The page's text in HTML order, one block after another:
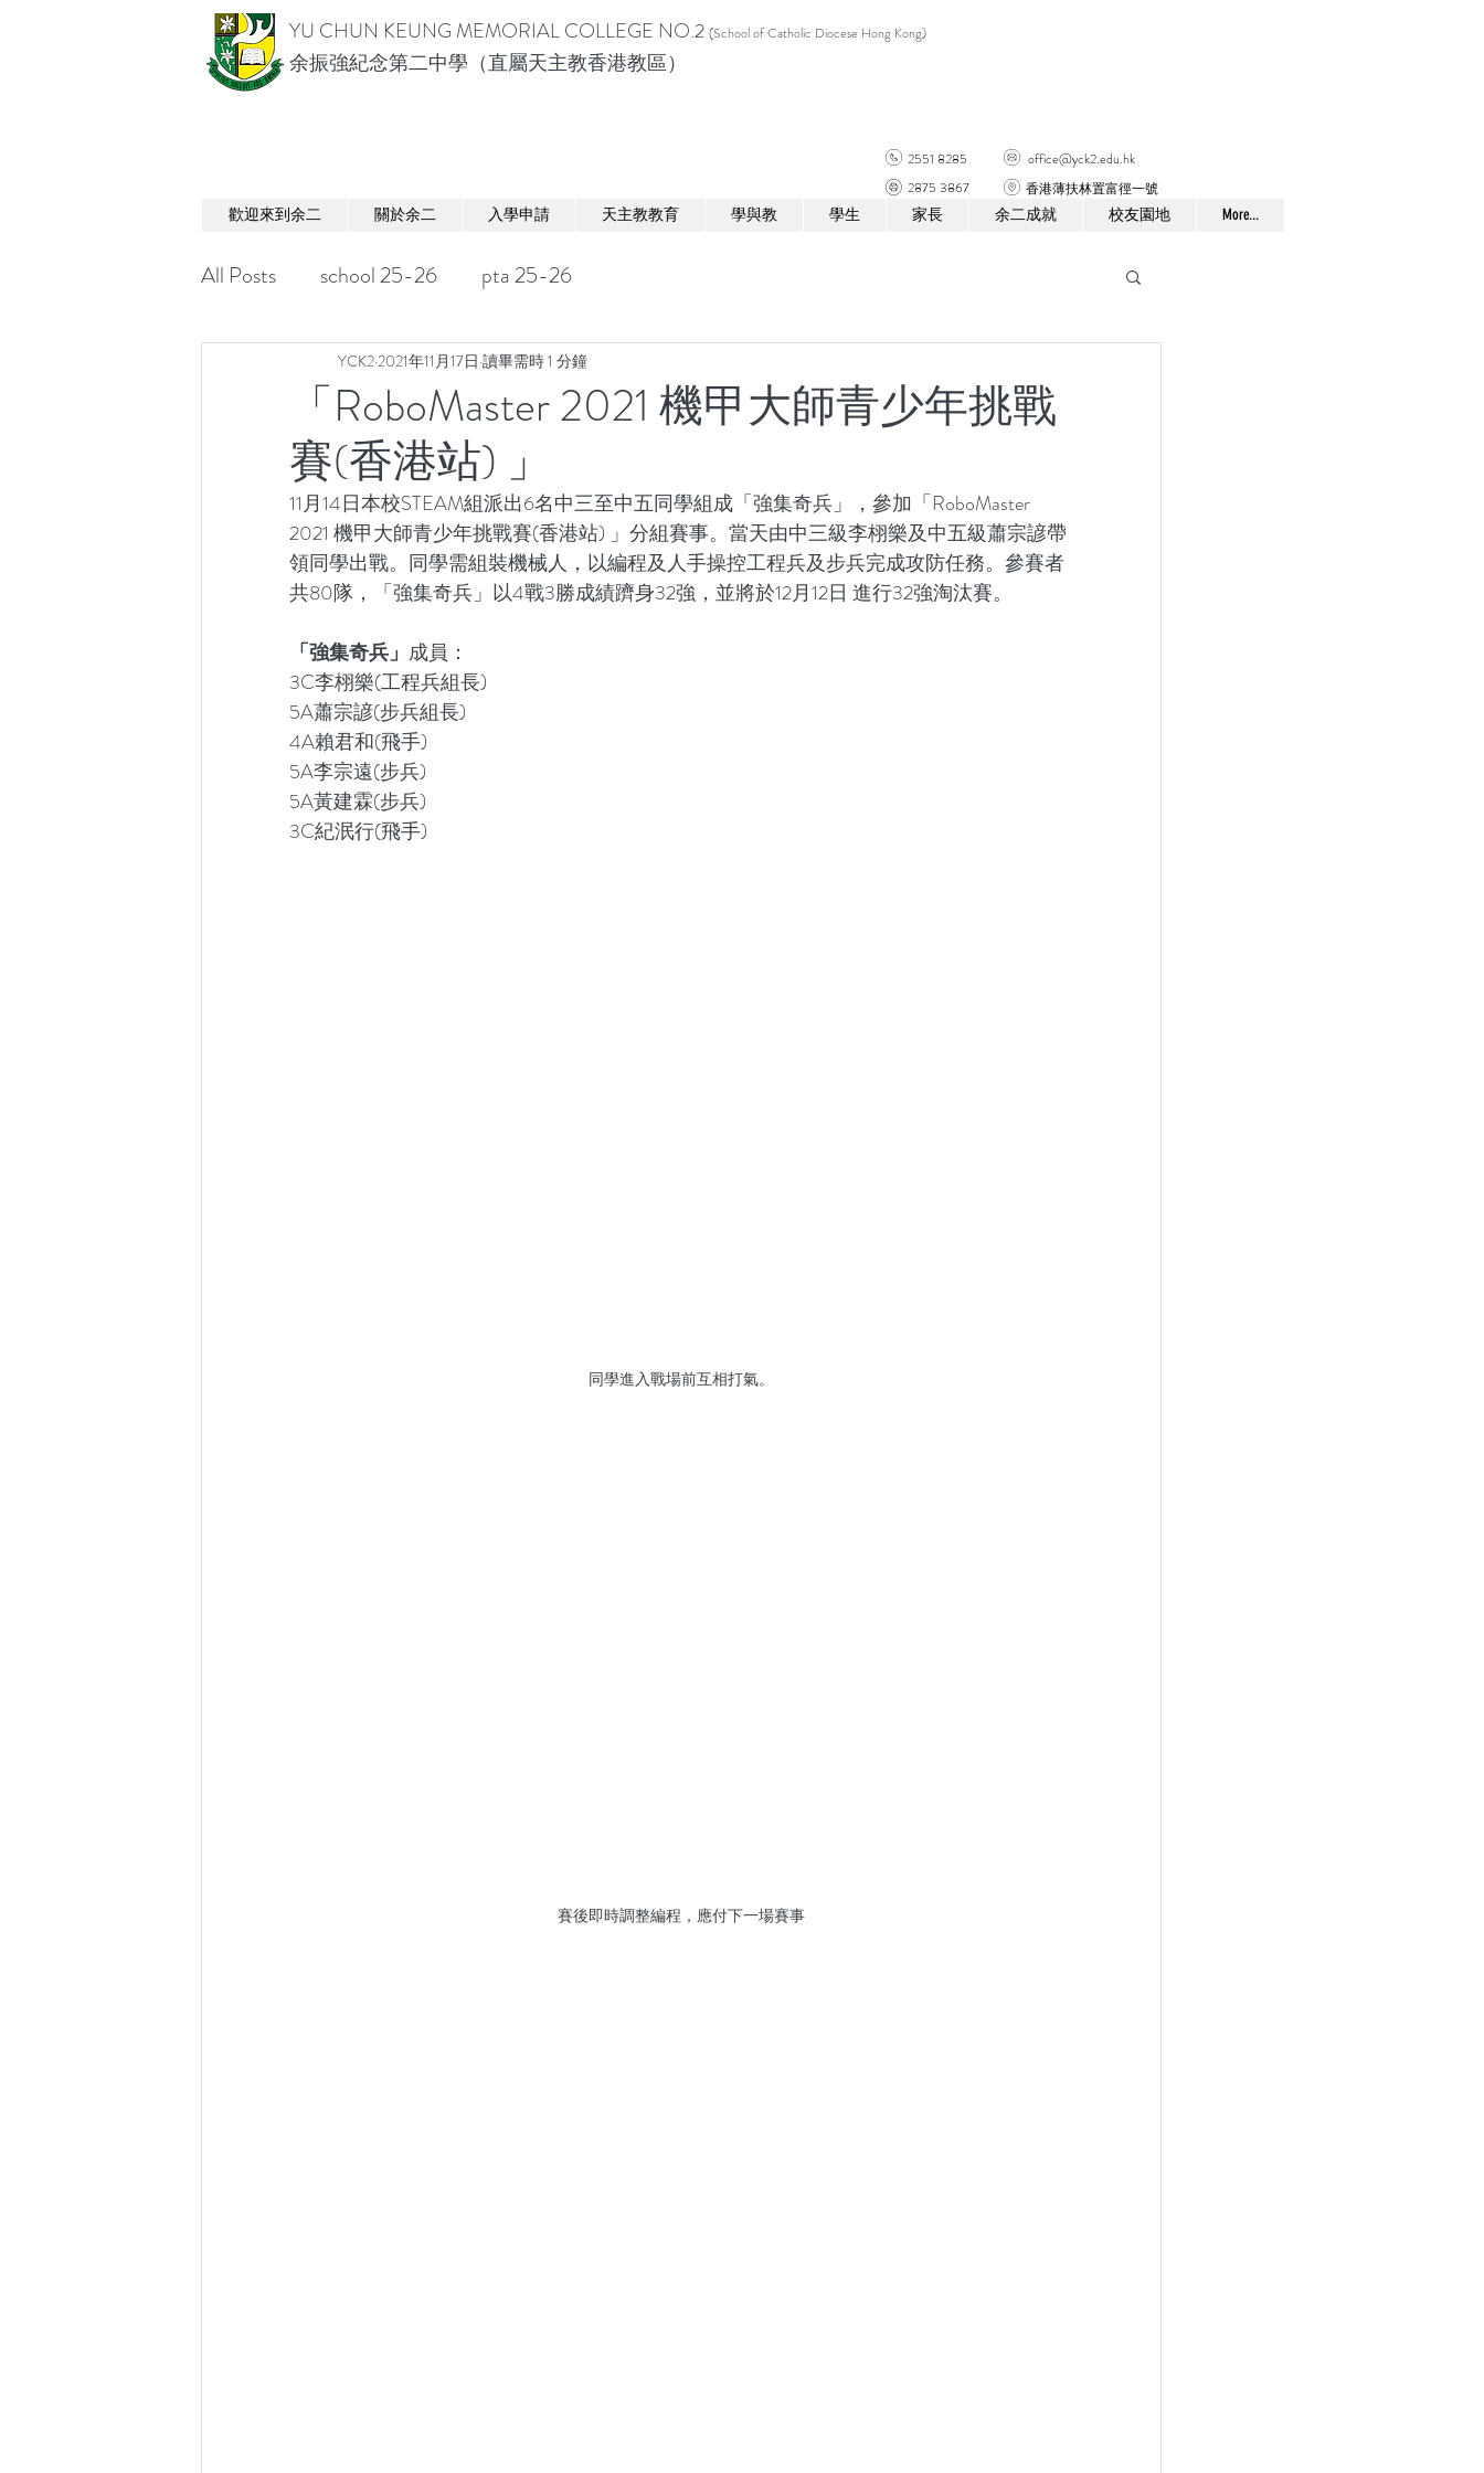
YU CHUN KEUNG MEMORIAL COLLEGE NO.2 (School of Catholic Diocese Hong Kong)
余振強紀念第二中學（直屬天主教香港教區）
2551 8285
office@yck2.edu.hk
2875 3867
香港薄扶林置富徑一號
歡迎來到余二 關於余二 入學申請 天主教教育 學與教 學生 家長 余二成就 校友園地 More...
All Posts school 25-26 pta 25-26
「RoboMaster 2021 機甲大師青少年挑戰
賽(香港站) 」
YCK2 2021年11月17日 讀畢需時 1 分鐘
11月14日本校STEAM組派出6名中三至中五同學組成「強集奇兵」，參加「RoboMaster
2021 機甲大師青少年挑戰賽(香港站) 」分組賽事。當天由中三級李栩樂及中五級蕭宗諺帶
領同學出戰。同學需組裝機械人，以編程及人手操控工程兵及步兵完成攻防任務。參賽者
共80隊，「強集奇兵」以4戰3勝成績躋身32強，並將於12月12日 進行32強淘汰賽。
「強集奇兵」 成員：
3C李栩樂(工程兵組長)
5A蕭宗諺(步兵組長)
4A賴君和(飛手)
5A李宗遠(步兵)
5A黃建霖(步兵)
3C紀泯行(飛手)
同學進入戰場前互相打氣。
賽後即時調整編程，應付下一場賽事